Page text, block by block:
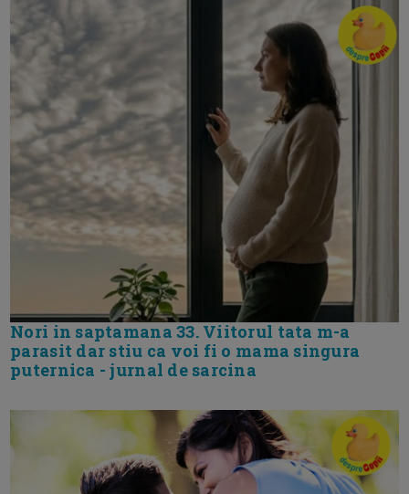
Nori in saptamana 33. Viitorul tata m-a
parasit dar stiu ca voi fi o mama singura
puternica - jurnal de sarcina